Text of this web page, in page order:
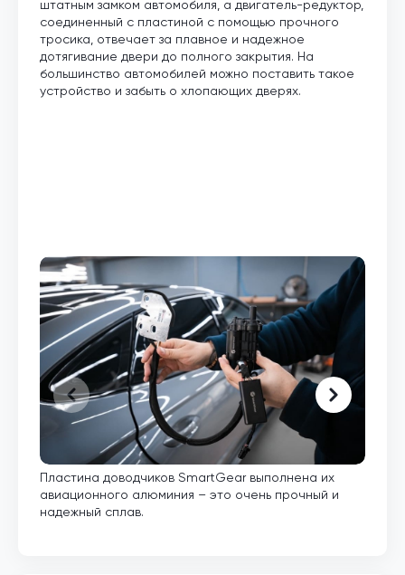
штатным замком автомобиля, а двигатель-редуктор,
соединенный с пластиной с помощью прочного
тросика, отвечает за плавное и надежное
дотягивание двери до полного закрытия. На
большинство автомобилей можно поставить такое
устройство и забыть о хлопающих дверях.
Пластина доводчиков SmartGear выполнена их
авиационного алюминия – это очень прочный и
надежный сплав.